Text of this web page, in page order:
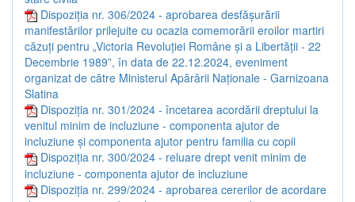
Dispoziția nr. 306/2024 - aprobarea desfășurării
manifestărilor prilejuite cu ocazia comemorării eroilor martiri
căzuți pentru „Victoria Revoluției Române și a Libertății - 22
Decembrie 1989”, în data de 22.12.2024, eveniment
organizat de către Ministerul Apărării Naționale - Garnizoana
Slatina
Dispoziția nr. 301/2024 - încetarea acordării dreptului la
venitul minim de incluziune - componenta ajutor de
incluziune și componenta ajutor pentru familia cu copii
Dispoziția nr. 300/2024 - reluare drept venit minim de
incluziune - componenta ajutor de incluziune
Dispoziția nr. 299/2024 - aprobarea cererilor de acordare